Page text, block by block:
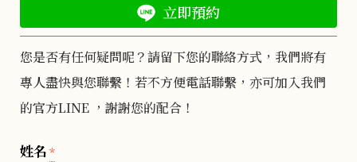
立即預約
您是否有任何疑問呢？請留下您的聯絡方式，我們將有
專人盡快與您聯繫！若不方便電話聯繫，亦可加入我們
的官方LINE ，謝謝您的配合！
姓名*